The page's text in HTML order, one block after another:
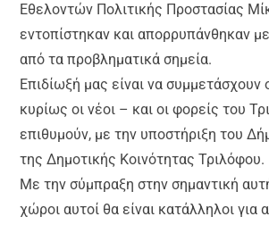
Εθελοντών Πολιτικής Προστασίας
εντοπίστηκαν και απορρυπάνθηκαν
από τα προβληματικά σημεία.
Επιδίωξή μας είναι να συμμετάσχουν
κυρίως οι νέοι – και οι φορείς του
επιθυμούν, με την υποστήριξη του
της Δημοτικής Κοινότητας Τριλόφου.
Με την σύμπραξη στην σημαντική
χώροι αυτοί θα είναι κατάλληλοι για